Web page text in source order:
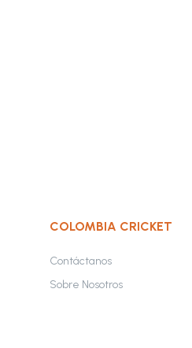
COLOMBIA CRICKET
Contáctanos
Sobre Nosotros